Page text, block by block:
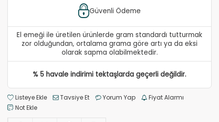
Güvenli Ödeme
El emeği ile üretilen ürünlerde gram standardı tutturmak
zor olduğundan, ortalama grama göre artı ya da eksi
olarak sapma olabilmektedir.
% 5 havale indirimi tektaşlarda geçerli değildir.
Listeye Ekle Tavsiye Et Yorum Yap
Fiyat Alarmı
Not Ekle